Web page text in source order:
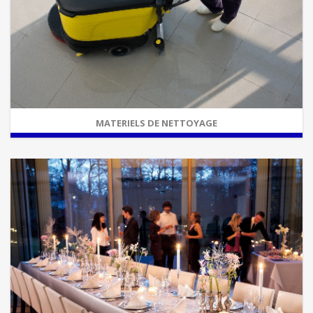
MATERIELS DE NETTOYAGE